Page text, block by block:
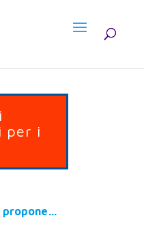
per i
propone…